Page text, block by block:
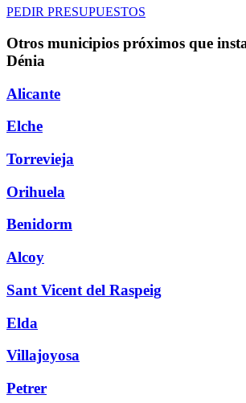
PEDIR PRESUPUESTOS
Otros municipios próximos que
Dénia
Alicante
Elche
Torrevieja
Orihuela
Benidorm
Alcoy
Sant Vicent del Raspeig
Elda
Villajoyosa
Petrer